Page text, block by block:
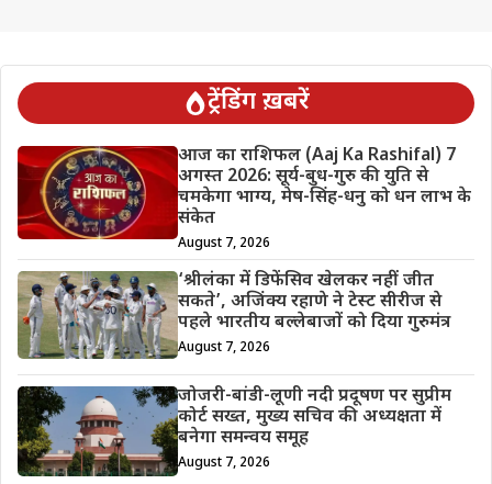
ट्रेंडिंग ख़बरें
आज का राशिफल (Aaj Ka Rashifal) 7
अगस्त 2026: सूर्य-बुध-गुरु की युति से
चमकेगा भाग्य, मेष-सिंह-धनु को धन लाभ के
संकेत
August 7, 2026
‘श्रीलंका में डिफेंसिव खेलकर नहीं जीत
सकते’, अजिंक्य रहाणे ने टेस्ट सीरीज से
पहले भारतीय बल्लेबाजों को दिया गुरुमंत्र
August 7, 2026
जोजरी-बांडी-लूणी नदी प्रदूषण पर सुप्रीम
कोर्ट सख्त, मुख्य सचिव की अध्यक्षता में
बनेगा समन्वय समूह
August 7, 2026